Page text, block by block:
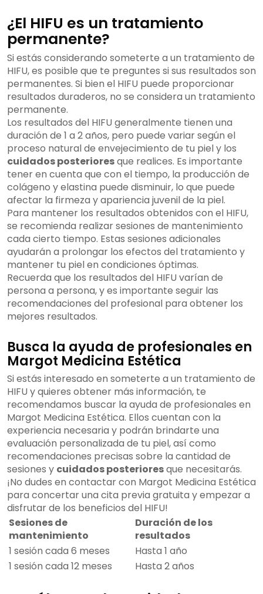
¿El HIFU es un tratamiento
permanente?
Si estás considerando someterte a un tratamiento de
HIFU, es posible que te preguntes si sus resultados son
permanentes. Si bien el HIFU puede proporcionar
resultados duraderos, no se considera un tratamiento
permanente.
Los resultados del HIFU generalmente tienen una
duración de 1 a 2 años, pero puede variar según el
proceso natural de envejecimiento de tu piel y los
cuidados posterioresque realices. Es importante
tener en cuenta que con el tiempo, la producción de
colágeno y elastina puede disminuir, lo que puede
afectar la firmeza y apariencia juvenil de la piel.
Para mantener los resultados obtenidos con el HIFU,
se recomienda realizar sesiones de mantenimiento
cada cierto tiempo. Estas sesiones adicionales
ayudarán a prolongar los efectos del tratamiento y
mantener tu piel en condiciones óptimas.
Recuerda que los resultados del HIFU varían de
persona a persona, y es importante seguir las
recomendaciones del profesional para obtener los
mejores resultados.
Busca la ayuda de profesionales en
Margot Medicina Estética
Si estás interesado en someterte a un tratamiento de
HIFU y quieres obtener más información, te
recomendamos buscar la ayuda de profesionales en
Margot Medicina Estética. Ellos cuentan con la
experiencia necesaria y podrán brindarte una
evaluación personalizada de tu piel, así como
recomendaciones precisas sobre la cantidad de
sesiones y cuidados posterioresque necesitarás.
¡No dudes en contactar con Margot Medicina Estética
para concertar una cita previa gratuita y empezar a
disfrutar de los beneficios del HIFU!
Sesiones de
mantenimiento
Duración de los
resultados
1 sesión cada 6 meses
Hasta 1 año
1 sesión cada 12 meses
Hasta 2 años